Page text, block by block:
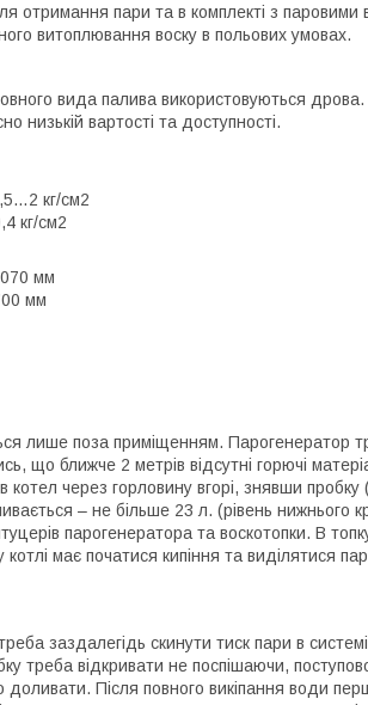
отримання пари та в комплекті з паровими
витоплювання воску в польових умовах.
вида палива використовуються
низькій вартості та доступності.
кг/см2
кг/см2
мм
мм
лише поза приміщенням. Парогенератор
що ближче 2 метрів відсутні горючі
котел через горловину вгорі, знявши пробку
– не більше 23 л. (рівень нижнього
парогенератора та воскотопки. В
має початися кипіння та виділятися
заздалегідь скинути тиск пари в
треба відкривати не поспішаючи,
доливати. Після повного викіпання води